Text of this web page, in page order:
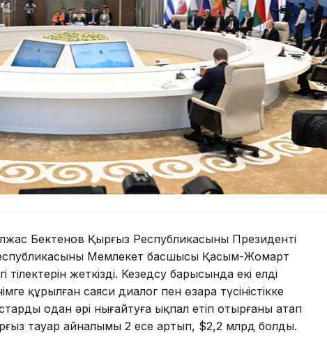
Бектенов Қырғыз Республикасының Президенті
Мемлекет басшысы Қасым-Жомарт
жеткізді. Кезедсу барысында екі елдің
құрылған саяси диалог пен өзара түсіністікке
одан әрі нығайтуға ықпал етіп отырғаны атап
тауар айналымы 2 есе артып, $2,2 млрд болды.